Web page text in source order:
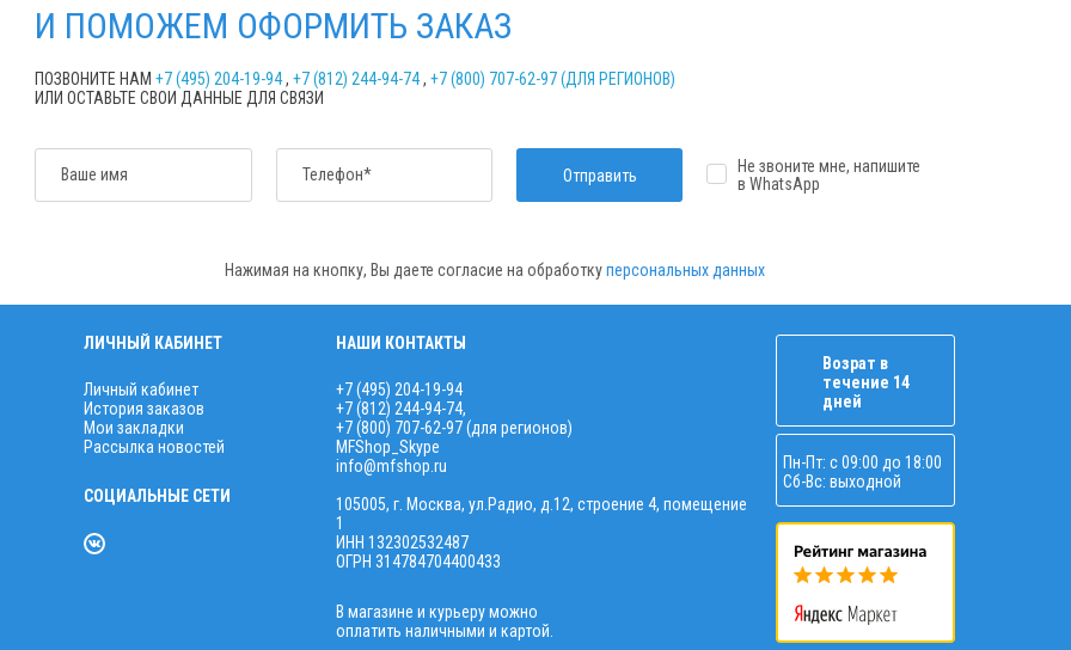
И ПОМОЖЕМ ОФОРМИТЬ ЗАКАЗ
ПОЗВОНИТЕ НАМ +7 (495) 204-19-94, +7 (812) 244-94-74, +7 (800) 707-62-97 (ДЛЯ РЕГИОНОВ)
ИЛИ ОСТАВЬТЕ СВОИ ДАННЫЕ ДЛЯ СВЯЗИ
Ваше имя Телефон* Отправить
Не звоните мне, напишите
в WhatsApp
Нажимая на кнопку, Вы даете согласие на обработкуперсональных данных
ЛИЧНЫЙ КАБИНЕТ
Личный кабинет
История заказов
Мои закладки
Рассылка новостей
СОЦИАЛЬНЫЕ СЕТИ
НАШИ КОНТАКТЫ
+7 (495) 204-19-94
+7 (812) 244-94-74,
+7 (800) 707-62-97 (для регионов)
MFShop_Skype
info@mfshop.ru
105005, г. Москва, ул.Радио, д.12, строение 4, помещение
1
ИНН 132302532487
ОГРН 314784704400433
В магазине и курьеру можно
оплатить наличными и картой.
Возрат в
течение 14
дней
Пн-Пт: с 09:00 до 18:00
Сб-Вс: выходной